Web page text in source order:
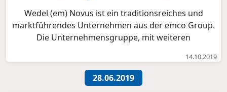
Wedel (em) Novus ist ein traditionsreiches und
marktführendes Unternehmen aus der emco Group.
Die Unternehmensgruppe, mit weiteren
England und China, setzt sich aus verschiedenen
Geschäftsfeldern u.a. der Befestigungs- und
Bürotechnik zusammen. „Bei N...
14.10.2019
28.06.2019